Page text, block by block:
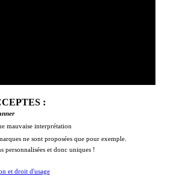
:
mauvaise interprétation
ne sont proposées que pour exemple.
personnalisées et donc uniques !
et droit d'usage